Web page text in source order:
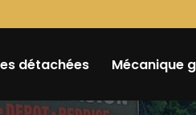
détachées Mécanique